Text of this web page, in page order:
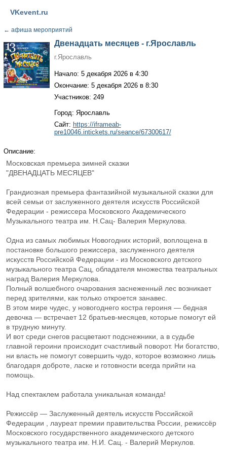
VKevent.ru
← афиша мероприятий
Двенадцать месяцев - г.Ярославль
г.Ярославль
Начало: 5 декабря 2026 в 4:30
Окончание: 5 декабря 2026 в 8:30
Участников: 249
Город: Ярославль
Сайт: https://iframeab-
pre10046.intickets.ru/seance/67300617/
Описание:
Московская премьера зимней сказки
"ДВЕНАДЦАТЬ МЕСЯЦЕВ"
Грандиозная премьера фантазийной музыкальной сказки для
всей семьи от заслуженного деятеля искусств Российской
Федерации - режиссера Московского Академического
Музыкального театра им. Н.Сац- Валерия Меркулова.
Одна из самых любимых Новогодних историй, воплощена в
постановке большого режиссера, заслуженного деятеля
искусств Российской Федерации - из Московского детского
музыкального театра Сац, обладателя множества театральных
наград Валерия Меркулова.
Полный волшебного очарования заснеженный лес возникает
перед зрителями, как только откроется занавес.
В этом мире чудес, у новогоднего костра героиня — бедная
девочка — встречает 12 братьев-месяцев, которые помогут ей
в трудную минуту.
И вот среди снегов расцветают подснежники, а в судьбе
главной героини происходит счастливый поворот. Ни богатство,
ни власть не помогут совершить чудо, которое возможно лишь
благодаря доброте, ласке и готовности всегда прийти на
помощь.
Над спектаклем работала уникальная команда!
Режиссёр — Заслуженный деятель искусств Российской
Федерации , лауреат премии правительства России, режиссёр
Московского государственного академического детского
музыкального театра им. Н.И. Сац. - Валерий Меркулов.